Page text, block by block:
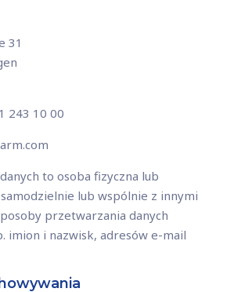
31
243 10 00
to osoba fizyczna lub
lub wspólnie z innymi
przetwarzania danych
imion i nazwisk, adresów e-mail